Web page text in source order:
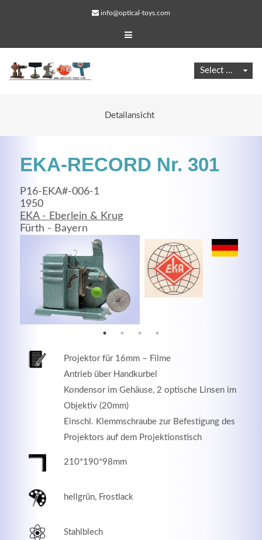
info@optical-toys.com
Detailansicht
EKA-RECORD Nr. 301
P16-EKA#-006-1
1950
EKA - Eberlein & Krug
Fürth - Bayern
Projektor für 16mm – Filme
Antrieb über Handkurbel
Kondensor im Gehäuse, 2 optische Linsen im
Objektiv (20mm)
Einschl. Klemmschraube zur Befestigung des
Projektors auf dem Projektionstisch
210*190*98mm
hellgrün, Frostlack
Stahlblech
Web Projects
Lorem ipsum dolor sit amet, consectetuer adipiscing
elit. Aenean commodo ligula eget dolor.
MEHR INFOS
elit. Aenean commodo ligula eget dolor.